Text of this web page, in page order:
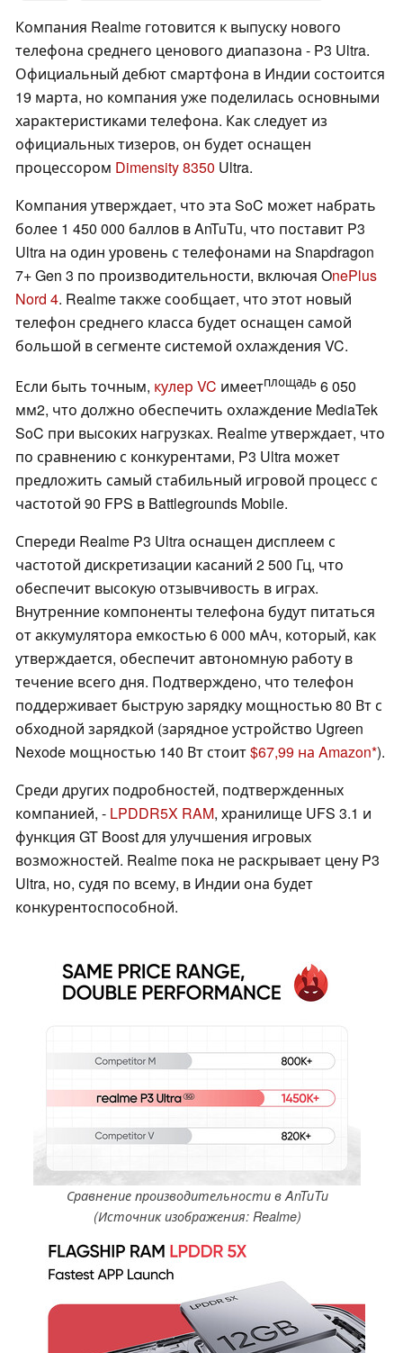
Компания Realme готовится к выпуску нового
телефона среднего ценового диапазона - P3 Ultra.
Официальный дебют смартфона в Индии состоится
19 марта, но компания уже поделилась основными
характеристиками телефона. Как следует из
официальных тизеров, он будет оснащен
процессором Dimensity 8350 Ultra.
Компания утверждает, что эта SoC может набрать
более 1 450 000 баллов в AnTuTu, что поставит P3
Ultra на один уровень с телефонами на Snapdragon
7+ Gen 3 по производительности, включая OnePlus
Nord 4. Realme также сообщает, что этот новый
телефон среднего класса будет оснащен самой
большой в сегменте системой охлаждения VC.
Если быть точным, кулер VC имеетплощадь 6 050
мм2, что должно обеспечить охлаждение MediaTek
SoC при высоких нагрузках. Realme утверждает, что
по сравнению с конкурентами, P3 Ultra может
предложить самый стабильный игровой процесс с
частотой 90 FPS в Battlegrounds Mobile.
Спереди Realme P3 Ultra оснащен дисплеем с
частотой дискретизации касаний 2 500 Гц, что
обеспечит высокую отзывчивость в играх.
Внутренние компоненты телефона будут питаться
от аккумулятора емкостью 6 000 мАч, который, как
утверждается, обеспечит автономную работу в
течение всего дня. Подтверждено, что телефон
поддерживает быструю зарядку мощностью 80 Вт с
обходной зарядкой (зарядное устройство Ugreen
Nexode мощностью 140 Вт стоит$67,99 на Amazon ).
Среди других подробностей, подтвержденных
компанией, - LPDDR5X RAM, хранилище UFS 3.1 и
функция GT Boost для улучшения игровых
возможностей. Realme пока не раскрывает цену P3
Ultra, но, судя по всему, в Индии она будет
конкурентоспособной.
Сравнение производительности в AnTuTu
(Источник изображения: Realme)